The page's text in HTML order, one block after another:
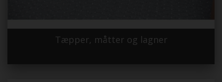
Tæpper, måtter og lagner